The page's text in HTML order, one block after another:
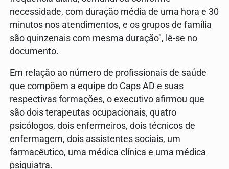
necessidade, com duração média de uma hora e 30
minutos nos atendimentos, e os grupos de família
são quinzenais com mesma duração", lê-se no
documento.
Em relação ao número de profissionais de saúde
que compõem a equipe do Caps AD e suas
respectivas formações, o executivo afirmou que
são dois terapeutas ocupacionais, quatro
psicólogos, dois enfermeiros, dois técnicos de
enfermagem, dois assistentes sociais, um
farmacêutico, uma médica clínica e uma médica
psiquiatra.